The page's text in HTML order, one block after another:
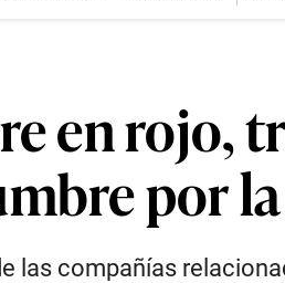
en rojo,
por
las compañías